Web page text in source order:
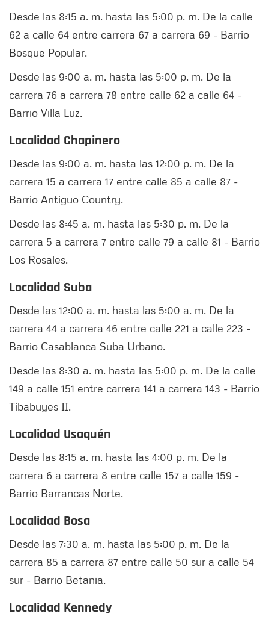
Desde las 8:15 a. m. hasta las 5:00 p. m. De la calle
62 a calle 64 entre carrera 67 a carrera 69 - Barrio
Bosque Popular.
Desde las 9:00 a. m. hasta las 5:00 p. m. De la
carrera 76 a carrera 78 entre calle 62 a calle 64 -
Barrio Villa Luz.
Localidad Chapinero
Desde las 9:00 a. m. hasta las 12:00 p. m. De la
carrera 15 a carrera 17 entre calle 85 a calle 87 -
Barrio Antiguo Country.
Desde las 8:45 a. m. hasta las 5:30 p. m. De la
carrera 5 a carrera 7 entre calle 79 a calle 81 - Barrio
Los Rosales.
Localidad Suba
Desde las 12:00 a. m. hasta las 5:00 a. m. De la
carrera 44 a carrera 46 entre calle 221 a calle 223 -
Barrio Casablanca Suba Urbano.
Desde las 8:30 a. m. hasta las 5:00 p. m. De la calle
149 a calle 151 entre carrera 141 a carrera 143 - Barrio
Tibabuyes II.
Localidad Usaquén
Desde las 8:15 a. m. hasta las 4:00 p. m. De la
carrera 6 a carrera 8 entre calle 157 a calle 159 -
Barrio Barrancas Norte.
Localidad Bosa
Desde las 7:30 a. m. hasta las 5:00 p. m. De la
carrera 85 a carrera 87 entre calle 50 sur a calle 54
sur - Barrio Betania.
Localidad Kennedy